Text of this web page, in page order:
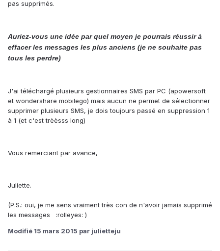
pas supprimés.
Auriez-vous une idée par quel moyen je pourrais réussir à
effacer les messages les plus anciens (je ne souhaite pas
tous les perdre)
J'ai téléchargé plusieurs gestionnaires SMS par PC (apowersoft
et wondershare mobilego) mais aucun ne permet de sélectionner
supprimer plusieurs SMS, je dois toujours passé en suppression 1
à 1 (et c'est trèèsss long)
Vous remerciant par avance,
Juliette.
(P.S.: oui, je me sens vraiment très con de n'avoir jamais supprimé
les messages :rolleyes: )
Modifié 15 mars 2015 par julietteju